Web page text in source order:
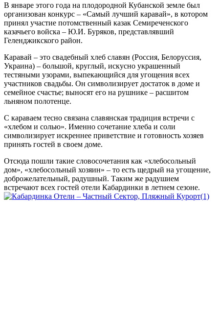
В январе этого года на плодородной Кубанской земле был
организован конкурс – «Самый лучший каравай», в котором
принял участие потомственный казак Семиреченского
казачьего войска – Ю.И. Буряков, представлявший
Геленджикского район.
Каравай – это свадебный хлеб славян (Россия, Белоруссия,
Украина) – большой, круглый, искусно украшенный
тестяными узорами, выпекающийся для угощения всех
участников свадьбы. Он символизирует достаток в доме и
семейное счастье; выносят его на рушнике – расшитом
льняном полотенце.
С караваем тесно связана славянская традиция встречи с
«хлебом и солью». Именно сочетание хлеба и соли
символизирует искреннее приветствие и готовность хозяев
принять гостей в своем доме.
Отсюда пошли такие словосочетания как «хлебосольный
дом», «хлебосольный хозяин» – то есть щедрый на угощение,
доброжелательный, радушный. Таким же радушием
встречают всех гостей отели Кабардинки в летнем сезоне.